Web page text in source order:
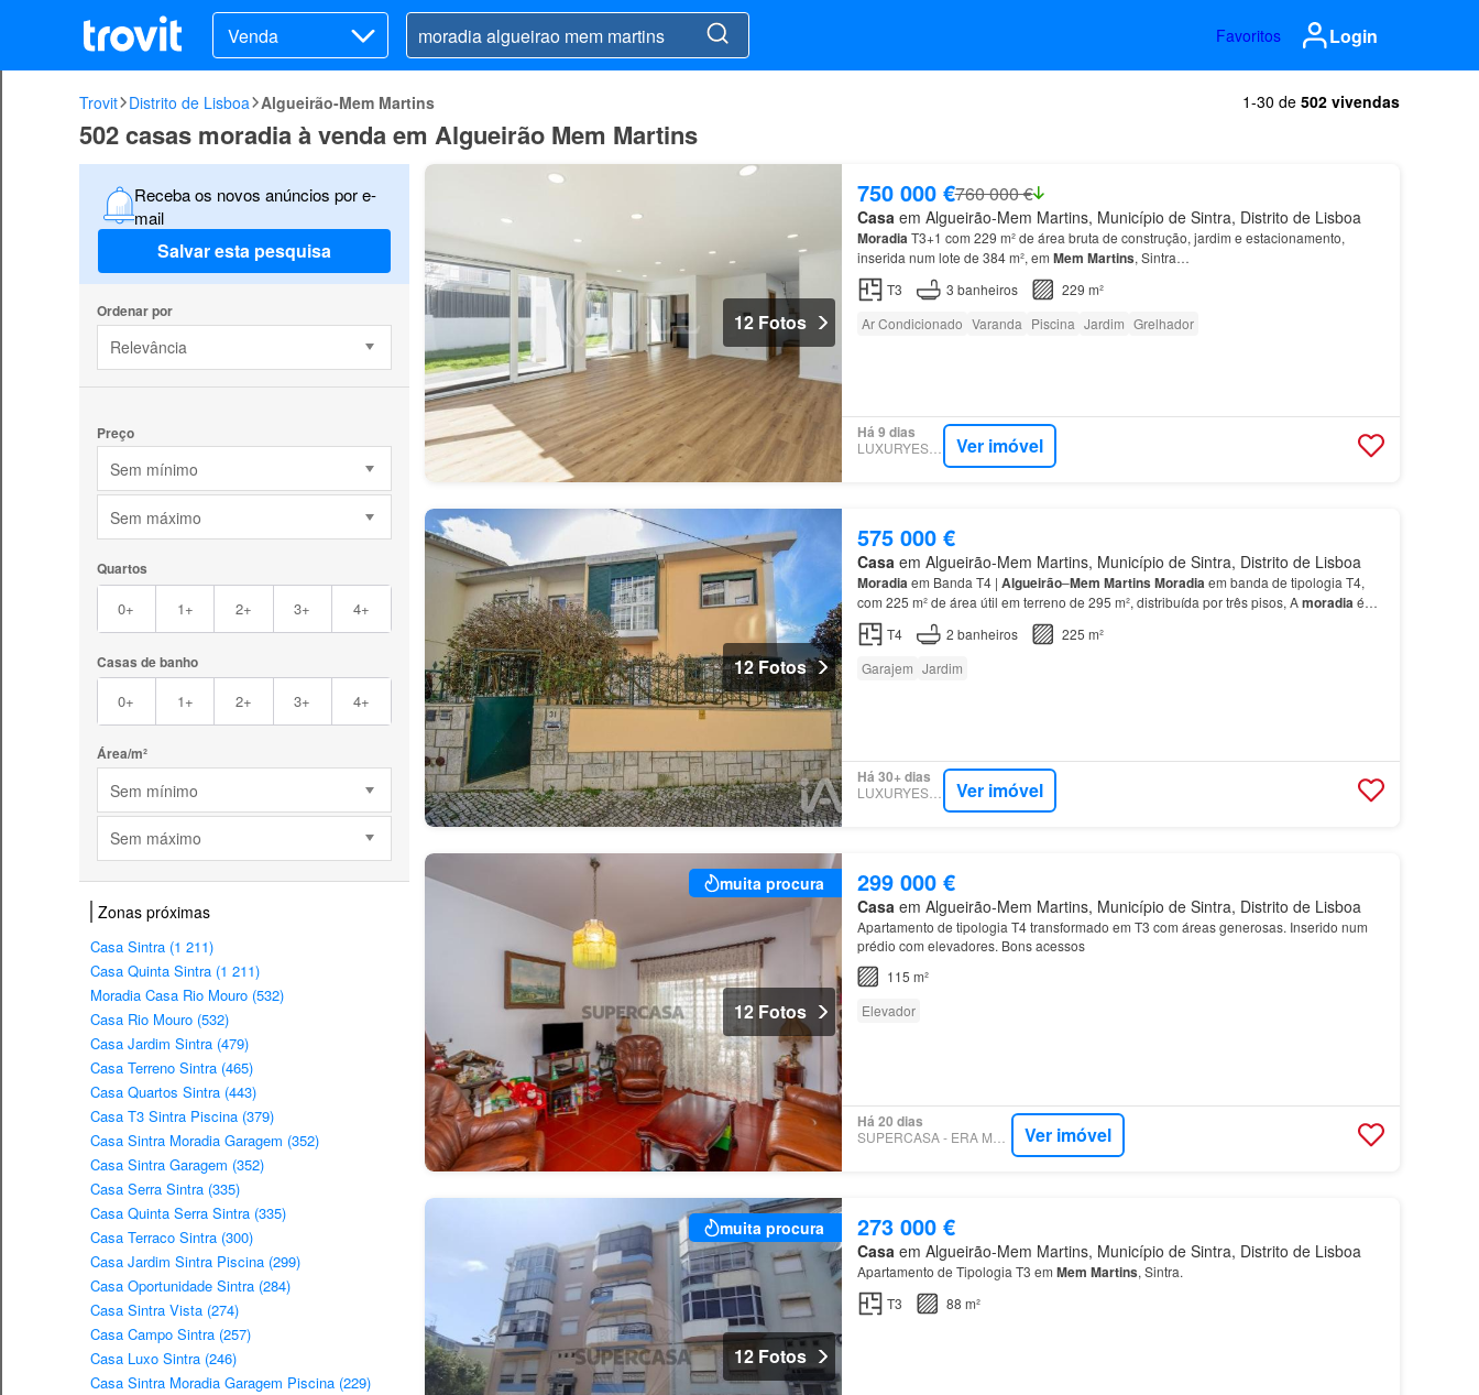
Venda Favoritos Login
Trovit Distrito de Lisboa Algueirão-Mem Martins 1-30 de 502 vivendas
502 casas moradia à venda em Algueirão Mem Martins
Receba os novos anúncios por e-
mail
Salvar esta pesquisa
Ordenar por
Relevância
Preço
Sem mínimo
Sem máximo
Quartos
0+ 1+ 2+ 3+ 4+
Casas de banho
0+ 1+ 2+ 3+ 4+
Área/m²
Sem mínimo
Sem máximo
Zonas próximas
Casa Sintra (1 211)
Casa Quinta Sintra (1 211)
Moradia Casa Rio Mouro (532)
Casa Rio Mouro (532)
Casa Jardim Sintra (479)
Casa Terreno Sintra (465)
Casa Quartos Sintra (443)
Casa T3 Sintra Piscina (379)
Casa Sintra Moradia Garagem (352)
Casa Sintra Garagem (352)
Casa Serra Sintra (335)
Casa Quinta Serra Sintra (335)
Casa Terraco Sintra (300)
Casa Jardim Sintra Piscina (299)
Casa Oportunidade Sintra (284)
Casa Sintra Vista (274)
Casa Campo Sintra (257)
Casa Luxo Sintra (246)
Casa Sintra Moradia Garagem Piscina (229)
12 Fotos
750 000 €760 000 €
Casaem Algueirão-Mem Martins, Município de Sintra, Distrito de Lisboa
MoradiaT3+1 com 229 m² de área bruta de construção, jardim e estacionamento,
inserida num lote de 384 m², em Mem Martins, Sintra…
T3
3 banheiros
229 m²
Ar Condicionado Varanda Piscina Jardim Grelhador
Há 9 dias
LUXURYESTATE Ver imóvel
12 Fotos
575 000 €
Casa em Algueirão-Mem Martins, Município de Sintra, Distrito de Lisboa
Moradiaem Banda T4 | Algueirão–Mem Martins Moradiaem banda de tipologia T4,
com 225 m² de área útil em terreno de 295 m², distribuída por três pisos, Amoradiaé
composta por: - 4 quartos; - 2casas
T4 2 banheiros
225 m²
Garajem Jardim
Há 30+ dias
LUXURYESTATE Ver imóvel
muita procura
12 Fotos
299 000 €
Casa em Algueirão-Mem Martins, Município de Sintra, Distrito de Lisboa
Apartamento de tipologia T4 transformado em T3 com áreas generosas. Inserido num
prédio com elevadores. Bons acessos
115 m²
Elevador
Há 20 dias
SUPERCASA - ERA MEM MARTINS Ver imóvel
muita procura
12 Fotos
273 000 €
Casa em Algueirão-Mem Martins, Município de Sintra, Distrito de Lisboa
Apartamento de Tipologia T3 em Mem Martins, Sintra.
T3
88 m²